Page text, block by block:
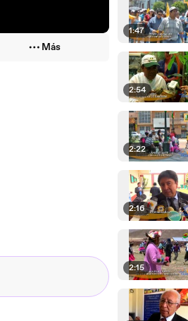
Más
1:47
2:54
2:22
2:16
2:15